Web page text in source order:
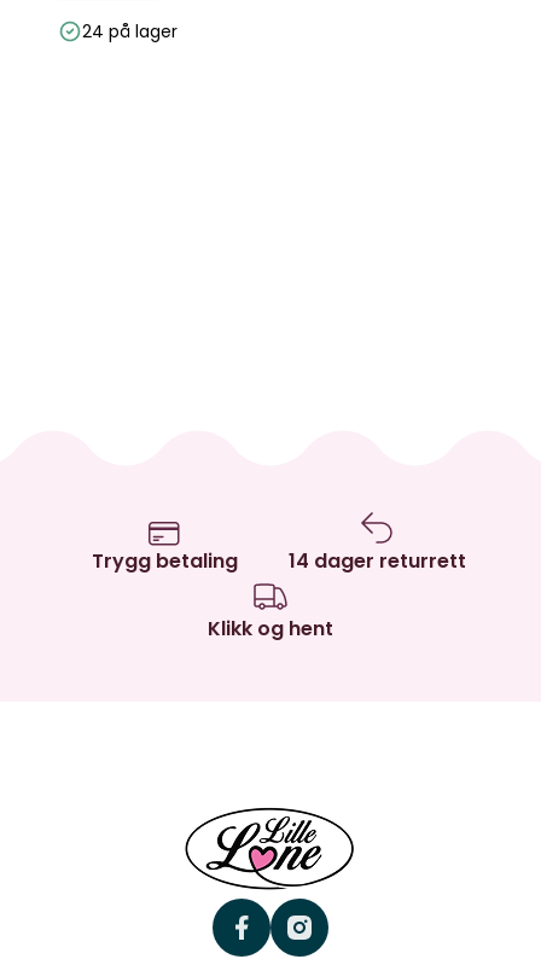
24 på lager
Trygg betaling 14 dager returrett
Klikk og hent
facebookinstagram